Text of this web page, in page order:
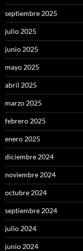
septiembre 2025
julio 2025
junio 2025
mayo 2025
abril 2025
marzo 2025
febrero 2025
enero 2025
diciembre 2024
noviembre 2024
octubre 2024
septiembre 2024
julio 2024
junio 2024